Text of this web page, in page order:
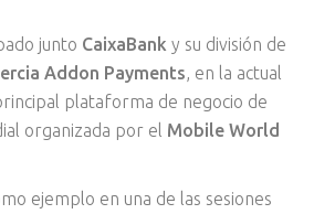
junto CaixaBank y su división de
Addon Payments, en la actual
plataforma de negocio de
organizada por el Mobile World
ejemplo en una de las sesiones